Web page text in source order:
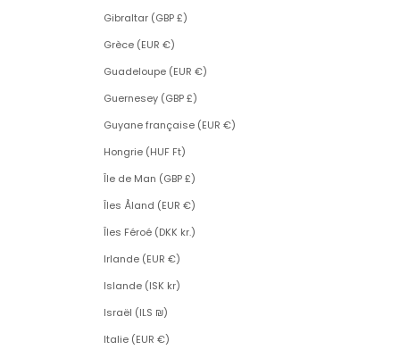
Gibraltar (GBP £)
Grèce (EUR €)
Guadeloupe (EUR €)
Guernesey (GBP £)
Guyane française (EUR €)
Hongrie (HUF Ft)
Île de Man (GBP £)
Îles Åland (EUR €)
Îles Féroé (DKK kr.)
Irlande (EUR €)
Islande (ISK kr)
Israël (ILS ₪)
Italie (EUR €)